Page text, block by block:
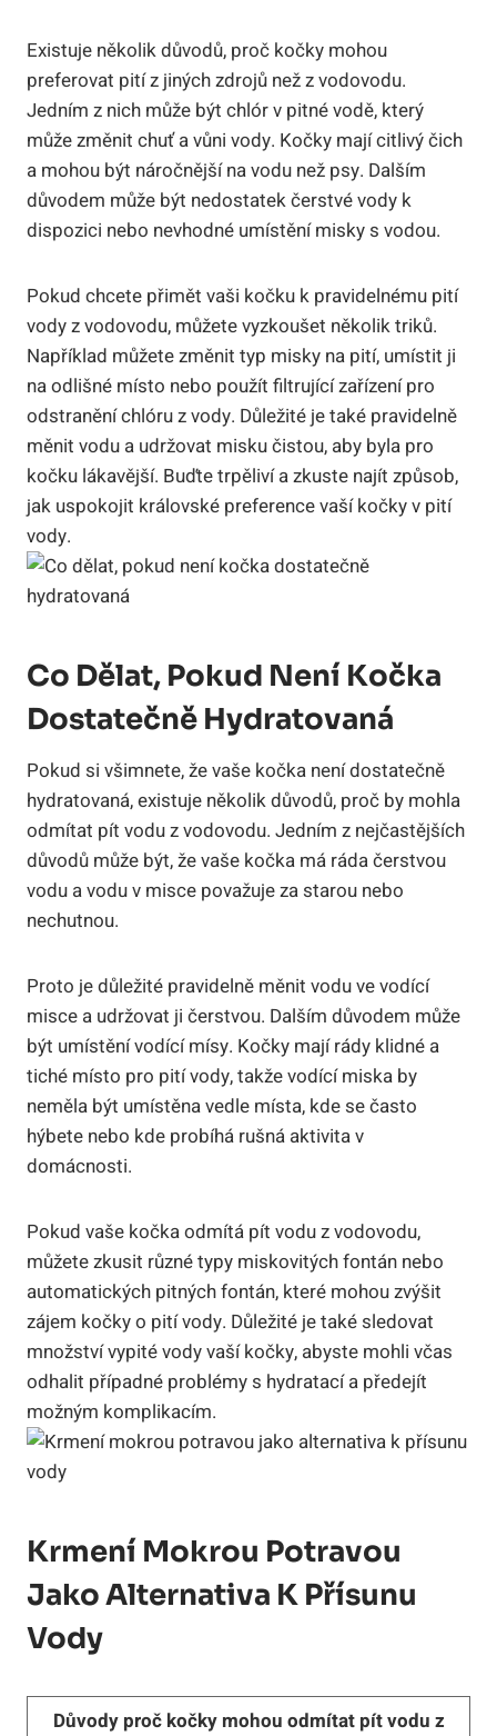
Existuje několik důvodů, proč kočky mohou
preferovat pití z jiných zdrojů než z vodovodu.
Jedním z nich může být chlór v pitné vodě, který
může změnit chuť a vůni vody. Kočky mají citlivý čich
a mohou být náročnější na vodu než psy. Dalším
důvodem může být nedostatek čerstvé vody k
dispozici nebo nevhodné umístění misky s vodou.
Pokud chcete přimět vaši kočku k pravidelnému pití
vody z vodovodu, můžete vyzkoušet několik triků.
Například můžete změnit typ misky na pití, umístit ji
na odlišné místo nebo použít filtrující zařízení pro
odstranění chlóru z vody. Důležité je také pravidelně
měnit vodu a udržovat misku čistou, aby byla pro
kočku lákavější. Buďte trpěliví a zkuste najít způsob,
jak uspokojit královské preference vaší kočky v pití
vody.
Co Dělat, Pokud Není Kočka
Dostatečně Hydratovaná
Pokud si všimnete, že vaše kočka není dostatečně
hydratovaná, existuje několik důvodů, proč by mohla
odmítat pít vodu z vodovodu. Jedním z nejčastějších
důvodů může být, že vaše kočka má ráda čerstvou
vodu a vodu v misce považuje za starou nebo
nechutnou.
Proto je důležité pravidelně měnit vodu ve vodící
misce a udržovat ji čerstvou. Dalším důvodem může
být umístění vodící mísy. Kočky mají rády klidné a
tiché místo pro pití vody, takže vodící miska by
neměla být umístěna vedle místa, kde se často
hýbete nebo kde probíhá rušná aktivita v
domácnosti.
Pokud vaše kočka odmítá pít vodu z vodovodu,
můžete zkusit různé typy miskovitých fontán nebo
automatických pitných fontán, které mohou zvýšit
zájem kočky o pití vody. Důležité je také sledovat
množství vypité vody vaší kočky, abyste mohli včas
odhalit případné problémy s hydratací a předejít
možným komplikacím.
Krmení Mokrou Potravou
Jako Alternativa K Přísunu
Vody
Důvody proč kočky mohou odmítat pít vodu z